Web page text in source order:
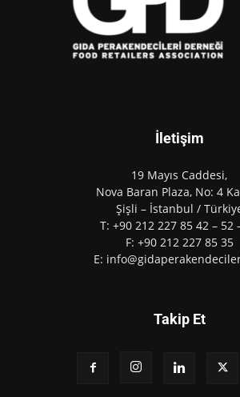
İletişim
19 Mayıs Caddesi,
Nova Baran Plaza, No: 4
Şişli – İstanbul /
T: +90 212 227 85 42 – 52
F: +90 212 227 85 35
E:
Takip Et